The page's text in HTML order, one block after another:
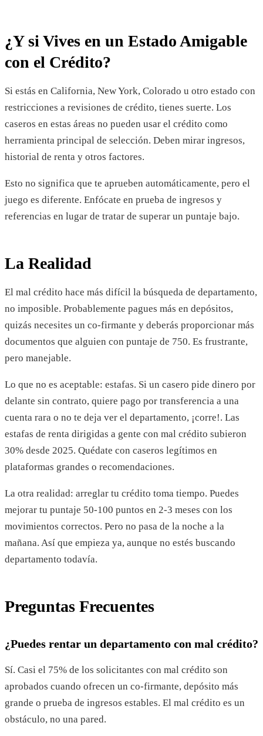
¿Y si Vives en un Estado Amigable
con el Crédito?
Si estás en California, New York, Colorado u otro estado con
restricciones a revisiones de crédito, tienes suerte. Los
caseros en estas áreas no pueden usar el crédito como
herramienta principal de selección. Deben mirar ingresos,
historial de renta y otros factores.
Esto no significa que te aprueben automáticamente, pero el
juego es diferente. Enfócate en prueba de ingresos y
referencias en lugar de tratar de superar un puntaje bajo.
La Realidad
El mal crédito hace más difícil la búsqueda de departamento,
no imposible. Probablemente pagues más en depósitos,
quizás necesites un co-firmante y deberás proporcionar más
documentos que alguien con puntaje de 750. Es frustrante,
pero manejable.
Lo que no es aceptable: estafas. Si un casero pide dinero por
delante sin contrato, quiere pago por transferencia a una
cuenta rara o no te deja ver el departamento, ¡corre!. Las
estafas de renta dirigidas a gente con mal crédito subieron
30% desde 2025. Quédate con caseros legítimos en
plataformas grandes o recomendaciones.
La otra realidad: arreglar tu crédito toma tiempo. Puedes
mejorar tu puntaje 50-100 puntos en 2-3 meses con los
movimientos correctos. Pero no pasa de la noche a la
mañana. Así que empieza ya, aunque no estés buscando
departamento todavía.
Preguntas Frecuentes
¿Puedes rentar un departamento con mal crédito?
Sí. Casi el 75% de los solicitantes con mal crédito son
aprobados cuando ofrecen un co-firmante, depósito más
grande o prueba de ingresos estables. El mal crédito es un
obstáculo, no una pared.